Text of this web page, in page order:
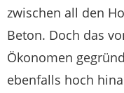
zwischen all den
Beton. Doch das
Ökonomen
ebenfalls hoch